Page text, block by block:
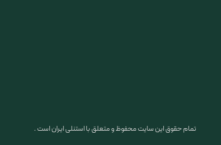
تمام حقوق این سایت محفوظ و متعلق با استنلی ایران است .